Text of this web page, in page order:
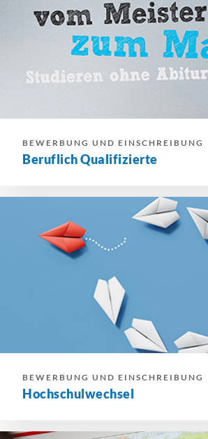
BEWERBUNG UND EINSCHREIBUNG
Beruflich Qualifizierte
BEWERBUNG UND EINSCHREIBUNG
Hochschulwechsel